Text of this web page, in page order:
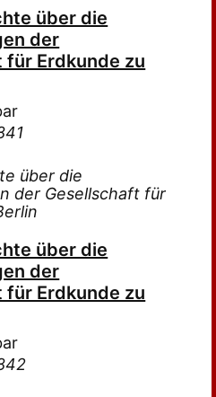
über die
der
für Erdkunde zu
über die
der Gesellschaft für
über die
der
für Erdkunde zu